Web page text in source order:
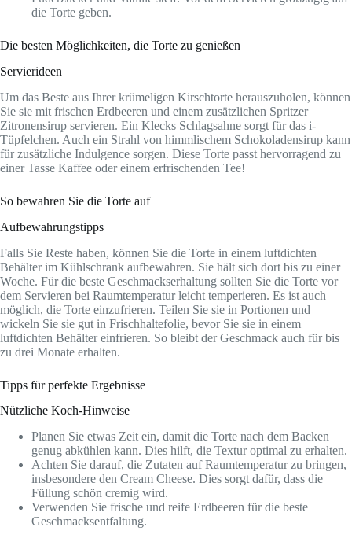
die Torte geben.
Die besten Möglichkeiten, die Torte zu genießen
Servierideen
Um das Beste aus Ihrer krümeligen Kirschtorte herauszuholen, können
Sie sie mit frischen Erdbeeren und einem zusätzlichen Spritzer
Zitronensirup servieren. Ein Klecks Schlagsahne sorgt für das i-
Tüpfelchen. Auch ein Strahl von himmlischem Schokoladensirup kann
für zusätzliche Indulgence sorgen. Diese Torte passt hervorragend zu
einer Tasse Kaffee oder einem erfrischenden Tee!
So bewahren Sie die Torte auf
Aufbewahrungstipps
Falls Sie Reste haben, können Sie die Torte in einem luftdichten
Behälter im Kühlschrank aufbewahren. Sie hält sich dort bis zu einer
Woche. Für die beste Geschmackserhaltung sollten Sie die Torte vor
dem Servieren bei Raumtemperatur leicht temperieren. Es ist auch
möglich, die Torte einzufrieren. Teilen Sie sie in Portionen und
wickeln Sie sie gut in Frischhaltefolie, bevor Sie sie in einem
luftdichten Behälter einfrieren. So bleibt der Geschmack auch für bis
zu drei Monate erhalten.
Tipps für perfekte Ergebnisse
Nützliche Koch-Hinweise
Planen Sie etwas Zeit ein, damit die Torte nach dem Backen
genug abkühlen kann. Dies hilft, die Textur optimal zu erhalten.
Achten Sie darauf, die Zutaten auf Raumtemperatur zu bringen,
insbesondere den Cream Cheese. Dies sorgt dafür, dass die
Füllung schön cremig wird.
Verwenden Sie frische und reife Erdbeeren für die beste
Geschmacksentfaltung.